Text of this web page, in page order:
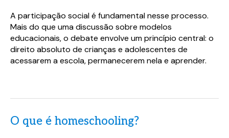
A participação social é fundamental nesse processo.
Mais do que uma discussão sobre modelos
educacionais, o debate envolve um princípio central: o
direito absoluto de crianças e adolescentes de
acessarem a escola, permanecerem nela e aprender.
O que é homeschooling?